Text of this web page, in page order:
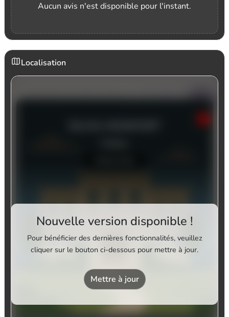
Aucun avis n'est disponible pour l'instant.
Localisation